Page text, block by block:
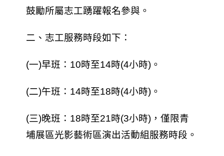
鼓勵所屬志工踴躍報名參與。
二、志工服務時段如下：
(一)早班：10時至14時(4小時)。
(二)午班：14時至18時(4小時)。
(三)晚班：18時至21時(3小時)，僅限青
埔展區光影藝術區演出活動組服務時段。